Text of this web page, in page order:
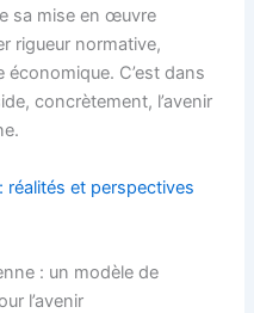
sa mise en œuvre
rigueur normative,
C’est dans
concrètement, l’avenir
réalités et perspectives
: un modèle de
l’avenir